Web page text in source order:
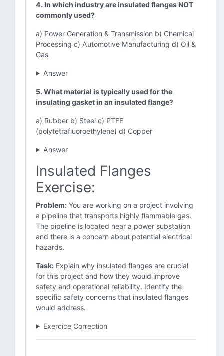
4. In which industry are insulated flanges NOT
commonly used?
a) Power Generation & Transmission b) Chemical
Processing c) Automotive Manufacturing d) Oil &
Gas
Answer
5. What material is typically used for the
insulating gasket in an insulated flange?
a) Rubber b) Steel c) PTFE
(polytetrafluoroethylene) d) Copper
Answer
Insulated Flanges
Exercise:
Problem: You are working on a project involving
a pipeline that transports highly flammable gas.
The pipeline is located near a power substation
and there is a concern about potential electrical
hazards.
Task: Explain why insulated flanges are crucial
for this project and how they would improve
safety and operational reliability. Identify the
specific safety concerns that insulated flanges
would address.
Exercice Correction